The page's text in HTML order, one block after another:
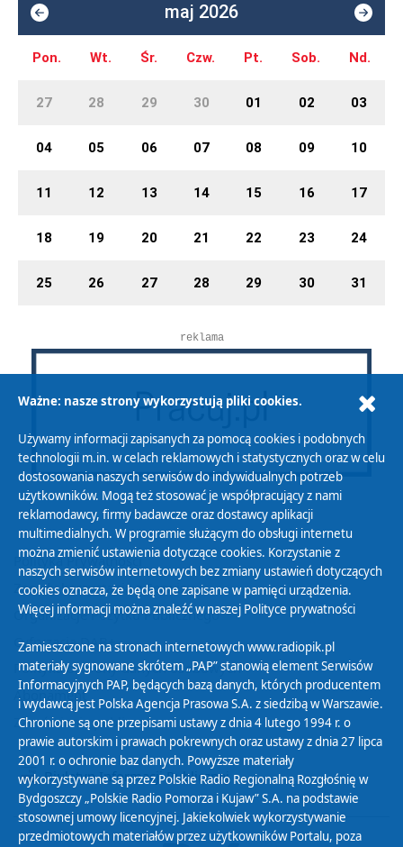
maj 2026
Pon. Wt. Śr. Czw. Pt. Sob. Nd.
27 28 29 30 01 02 03
04 05 06 07 08 09 10
11 12 13 14 15 16 17
18 19 20 21 22 23 24
25 26 27 28 29 30 31
reklama
Polityka Prywatności
Zasady korzystania z Serwisu
Organizacje Pożytku Publicznego
Cyfryzacja DAB+
Polityka ochrony danych osobowych
Abonament
Zamówienia publiczne
Biuletyn Informacji Publicznej
Ważne: nasze strony wykorzystują pliki cookies.
Używamy informacji zapisanych za pomocą cookies i podobnych
technologii m.in. w celach reklamowych i statystycznych oraz w celu
dostosowania naszych serwisów do indywidualnych potrzeb
użytkowników. Mogą też stosować je współpracujący z nami
reklamodawcy, firmy badawcze oraz dostawcy aplikacji
multimedialnych. W programie służącym do obsługi internetu
można zmienić ustawienia dotyczące cookies. Korzystanie z
naszych serwisów internetowych bez zmiany ustawień dotyczących
cookies oznacza, że będą one zapisane w pamięci urządzenia.
Więcej informacji można znaleźć w naszej Polityce prywatności
Zamieszczone na stronach internetowych www.radiopik.pl
materiały sygnowane skrótem „PAP” stanowią element Serwisów
Informacyjnych PAP, będących bazą danych, których producentem
i wydawcą jest Polska Agencja Prasowa S.A. z siedzibą w Warszawie.
Chronione są one przepisami ustawy z dnia 4 lutego 1994 r. o
prawie autorskim i prawach pokrewnych oraz ustawy z dnia 27 lipca
2001 r. o ochronie baz danych. Powyższe materiały
wykorzystywane są przez Polskie Radio Regionalną Rozgłośnię w
Bydgoszczy „Polskie Radio Pomorza i Kujaw” S.A. na podstawie
stosownej umowy licencyjnej. Jakiekolwiek wykorzystywanie
przedmiotowych materiałów przez użytkowników Portalu, poza